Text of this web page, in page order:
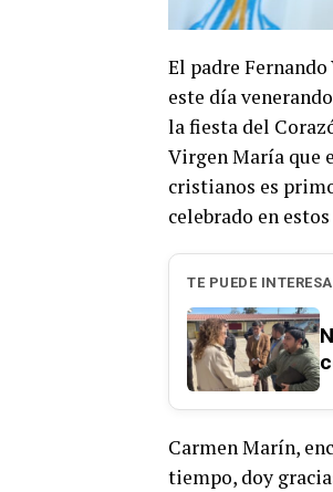
El padre
este día
la fiesta del
Virgen María que
cristianos es
celebrado en
TE PUEDE
Carmen Marín,
tiempo, doy